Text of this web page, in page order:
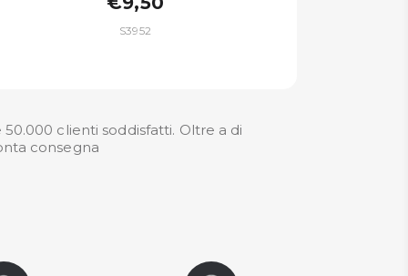
S3952
clienti soddisfatti. Oltre a di
consegna